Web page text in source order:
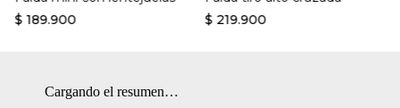
tendedero a la sombra. OTROS: No retorcer ni exprimir.
BLANQUEADO: No usar blanqueador.
$ 189.900
$ 219.900
Cargando el resumen…